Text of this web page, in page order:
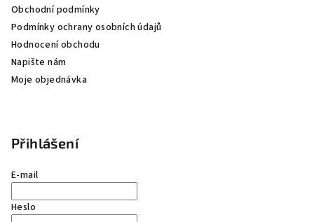
Obchodní podmínky
Podmínky ochrany osobních údajů
Hodnocení obchodu
Napište nám
Moje objednávka
Přihlášení
E-mail
Heslo